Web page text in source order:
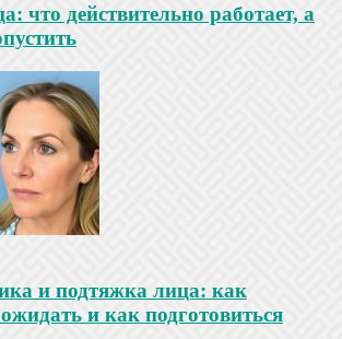
что действительно работает, а
и подтяжка лица: как
и как подготовиться